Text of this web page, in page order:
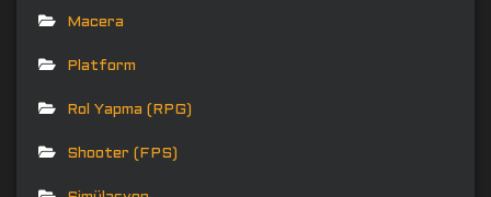
Macera
Platform
Rol Yapma (RPG)
Shooter (FPS)